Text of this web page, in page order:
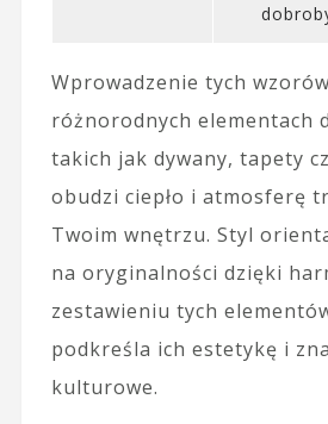
Wprowadzenie tych
różnorodnych elementach
takich jak dywany, tapety
obudzi ciepło i atmosferę
Twoim wnętrzu. Styl
na oryginalności dzięki
zestawieniu tych
podkreśla ich estetykę i
kulturowe.